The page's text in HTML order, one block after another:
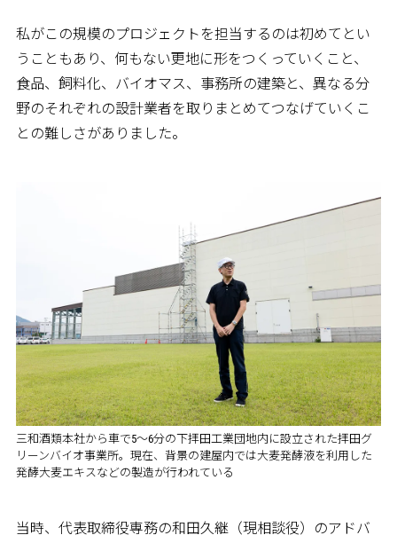
私がこの規模のプロジェクトを担当するのは初めてとい
うこともあり、何もない更地に形をつくっていくこと、
食品、飼料化、バイオマス、事務所の建築と、異なる分
野のそれぞれの設計業者を取りまとめてつなげていくこ
との難しさがありました。
三和酒類本社から車で5～6分の下拝田工業団地内に設立された拝田グ
リーンバイオ事業所。現在、背景の建屋内では大麦発酵液を利用した
発酵大麦エキスなどの製造が行われている
当時、代表取締役専務の和田久継（現相談役）のアドバ